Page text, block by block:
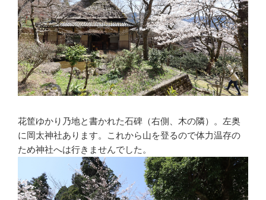
花筐ゆかり乃地と書かれた石碑（右側、木の隣）。左奥
に岡太神社あります。これから山を登るので体力温存の
ため神社へは行きませんでした。